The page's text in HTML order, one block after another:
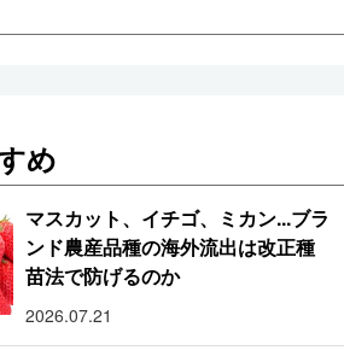
め
マスカット、イチゴ、ミカン...ブラ
ンド農産品種の海外流出は改正種
苗法で防げるのか
2026.07.21